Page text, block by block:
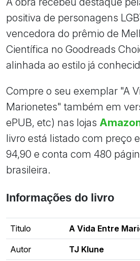
positiva de personagens
vencedora do prêmio de
Científica no Goodreads
alinhada ao estilo já
Compre o seu exemplar "A
Marionetes" também em
ePUB, etc) nas lojas
livro está listado com preço
94,90 e conta com 480
brasileira.
Informações do livro
Titulo A Vida Entre
Autor TJ Klune